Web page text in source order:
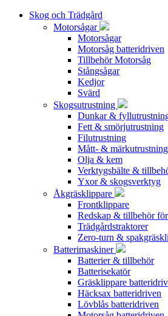
Skog och Trädgård
Motorsågar
Motorsågar
Motorsåg batteridriven
Tillbehör Motorsåg
Stångsågar
Kedjor
Svärd
Skogsutrustning
Dunkar &
Fett & smörjutrustning
Filutrustning
Mått- & märkutrustning
Olja & kem
Verktygsbälte &
Yxor & skogsverktyg
Åkgräsklippare
Frontklippare
Redskap & tillbehör
Trädgårdstraktorer
Zero-turn &
Batterimaskiner
Batterier & tillbehör
Batterisekatör
Gräsklippare
Häcksax batteridriven
Lövblås batteridriven